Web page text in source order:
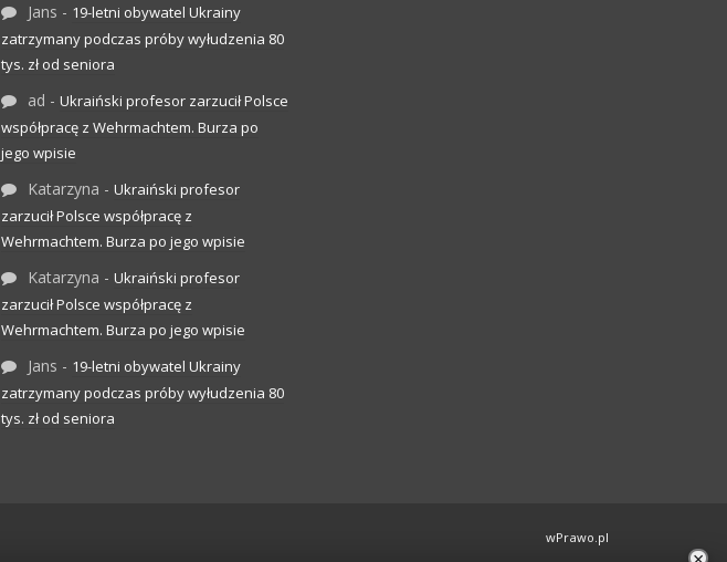
Jans - 19-letni obywatel Ukrainy
zatrzymany podczas próby wyłudzenia 80
tys. zł od seniora
ad - Ukraiński profesor zarzucił Polsce
współpracę z Wehrmachtem. Burza po
jego wpisie
Katarzyna - Ukraiński profesor
zarzucił Polsce współpracę z
Wehrmachtem. Burza po jego wpisie
Katarzyna - Ukraiński profesor
zarzucił Polsce współpracę z
Wehrmachtem. Burza po jego wpisie
Jans - 19-letni obywatel Ukrainy
zatrzymany podczas próby wyłudzenia 80
tys. zł od seniora
wPrawo.pl